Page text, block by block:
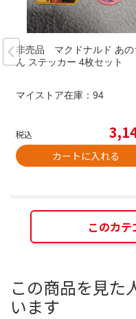
非売品 マクドナルド あの
ん ステッカー 4枚セット
マイストア在庫： 94
税込
カートに入れる
このカ
この商品を見た
います